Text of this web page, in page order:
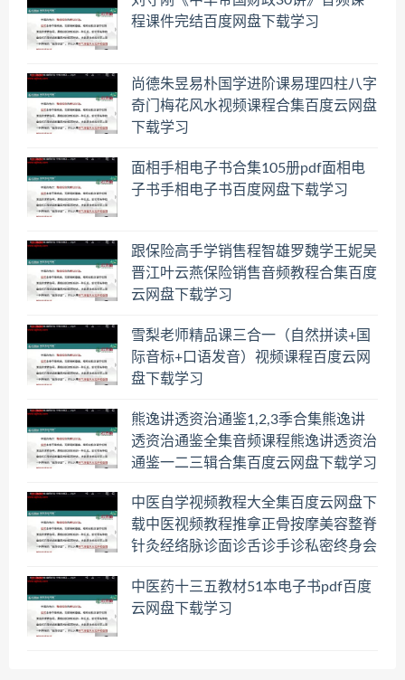
程课件完结百度网盘下载学习
尚德朱昱易朴国学进阶课易理四柱八字
奇门梅花风水视频课程合集百度云网盘
下载学习
面相手相电子书合集105册pdf面相电
子书手相电子书百度网盘下载学习
跟保险高手学销售程智雄罗魏学王妮吴
晋江叶云燕保险销售音频教程合集百度
云网盘下载学习
雪梨老师精品课三合一（自然拼读+国
际音标+口语发音）视频课程百度云网
盘下载学习
熊逸讲透资治通鉴1,2,3季合集熊逸讲
透资治通鉴全集音频课程熊逸讲透资治
通鉴一二三辑合集百度云网盘下载学习
中医自学视频教程大全集百度云网盘下
载中医视频教程推拿正骨按摩美容整脊
针灸经络脉诊面诊舌诊手诊私密终身会
中医药十三五教材51本电子书pdf百度
云网盘下载学习